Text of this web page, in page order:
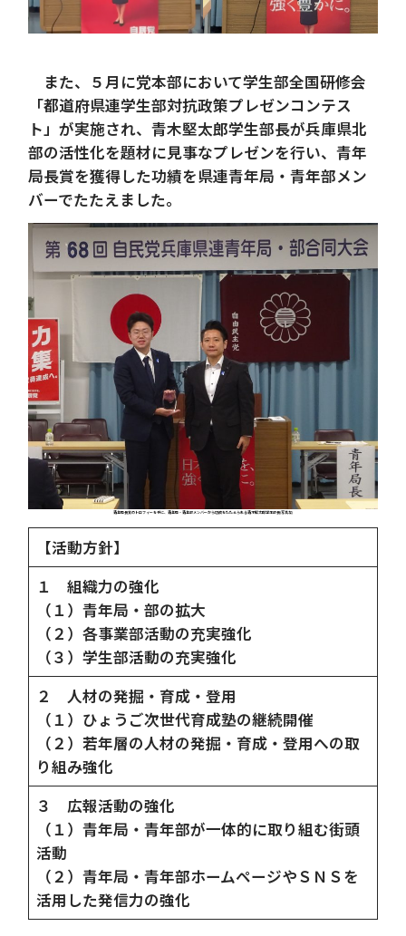
また、５月に党本部において学生部全国研修会
「都道府県連学生部対抗政策プレゼンコンテス
ト」が実施され、青木堅太郎学生部長が兵庫県北
部の活性化を題材に見事なプレゼンを行い、青年
局長賞を獲得した功績を県連青年局・青年部メン
バーでたたえました。
青年局長賞のトロフィーを手に、青年局・青年部メンバーから功績をたたえられる青木堅太郎学生部長(写真左)
【活動方針】
１ 組織力の強化
（１）青年局・部の拡大
（２）各事業部活動の充実強化
（３）学生部活動の充実強化
２ 人材の発掘・育成・登用
（１）ひょうご次世代育成塾の継続開催
（２）若年層の人材の発掘・育成・登用への取
り組み強化
３ 広報活動の強化
（１）青年局・青年部が一体的に取り組む街頭
活動
（２）青年局・青年部ホームページやＳＮＳを
活用した発信力の強化